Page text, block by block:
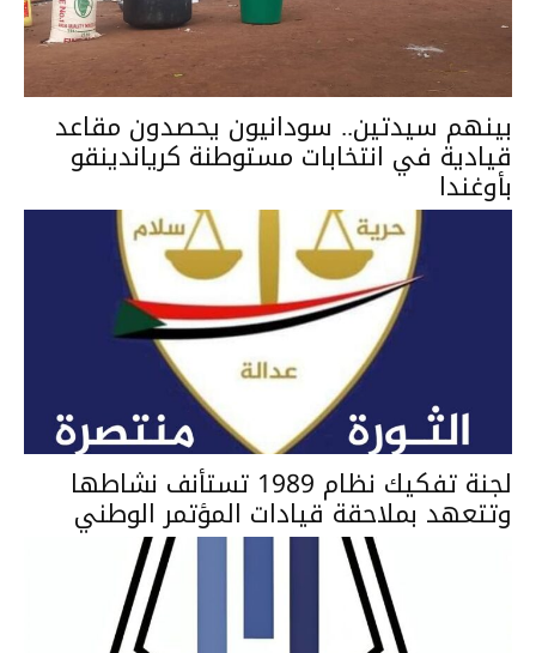
بينهم سيدتين.. سودانيون يحصدون مقاعد
قيادية في انتخابات مستوطنة كرياندينقو
بأوغندا
لجنة تفكيك نظام 1989 تستأنف نشاطها
وتتعهد بملاحقة قيادات المؤتمر الوطني